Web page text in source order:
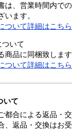
は、営業時間内で
います。
ついて詳細はこちら
いて
商品に同梱致します
ついて詳細はこちら
いて
都合による返品・
、返品・交換はお